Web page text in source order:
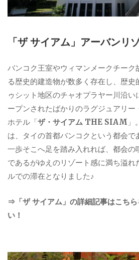
「ザ サイアム」アーバンリ
バンコク王室やウィマンメークチーク
る歴史的建造物が数多く存在し、歴史
ゥシット地区のチャオプラヤー川沿い
ープンされたばかりのラグジュアリー
ホテル「ザ・サイアム THE SIAM 」
は、タイの首都バンコクという都会で
一歩そこへ足を踏み入れれば、都会の
であるがゆえのリゾート感に満ち溢れ
ルでの滞在となりました♪
⇒「ザ サイアム」の詳細記事はこち
い！